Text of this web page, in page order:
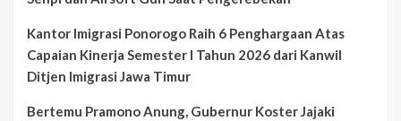
Kantor Imigrasi Ponorogo Raih 6 Penghargaan Atas
Capaian Kinerja Semester I Tahun 2026 dari Kanwil
Ditjen Imigrasi Jawa Timur
Bertemu Pramono Anung, Gubernur Koster Jajaki